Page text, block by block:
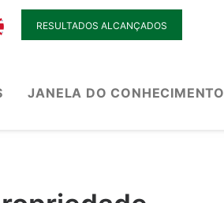
RESULTADOS ALCANÇADOS
JANELA DO CONHECIMENTO